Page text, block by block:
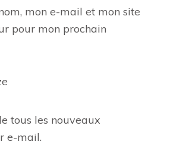
mon e-mail et mon site
pour mon prochain
tous les nouveaux
e-mail.